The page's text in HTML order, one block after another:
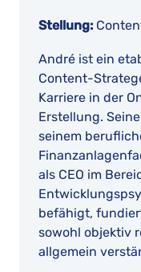
Stellung:
André ist ein
Content-
Karriere in der
Erstellung.
seinem
als CEO im
befähigt,
sowohl objektiv
allgemein